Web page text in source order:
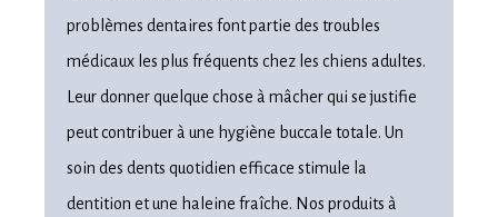
problèmes dentaires font partie des troubles
médicaux les plus fréquents chez les chiens adultes.
Leur donner quelque chose à mâcher qui se justifie
peut contribuer à une hygiène buccale totale. Un
soin des dents quotidien efficace stimule la
dentition et une haleine fraîche. Nos produits à